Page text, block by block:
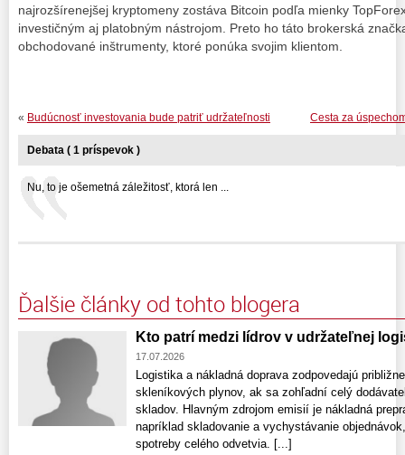
najrozšírenejšej kryptomeny zostáva Bitcoin podľa mienky
investičným aj platobným nástrojom. Preto ho táto brokerská
obchodované inštrumenty, ktoré ponúka svojim klientom.
Cesta za
« Budúcnosť investovania bude patriť udržateľnosti
Debata ( 1 príspevok )
Nu, to je ošemetná záležitosť, ktorá len ...
Ďalšie články od tohto blogera
Kto patrí medzi lídrov v udržateľnej
17.07.2026
Logistika a nákladná doprava zodpovedajú
skleníkových plynov, ak sa zohľadní celý
skladov. Hlavným zdrojom emisií je nákladná
napríklad skladovanie a vychystávanie
spotreby celého odvetvia. [...]